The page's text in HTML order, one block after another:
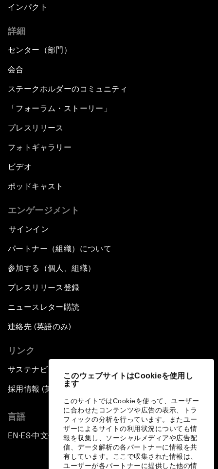
このウェブサイトはCookieを使用し
ます
このサイトではCookieを使って、ユーザー
に合わせたコンテンツや広告の表示、トラ
フィックの分析を行っています。またユー
ザーによるサイトの利用状況についても情
報を収集し、ソーシャルメディアや広告配
信、データ解析の各パートナーに情報を共
有しています。ここで収集された情報は、
ユーザーが各パートナーに提供した他の情
インパクト
詳細
センター（部門）
会合
ステークホルダーのコミュニティ
「フォーラム・ストーリー」
プレスリリース
フォトギャラリー
ビデオ
ポッドキャスト
エンゲージメント
サインイン
パートナー（組織）について
参加する（個人、組織）
プレスリリース登録
ニュースレター購読
連絡先 (英語のみ)
リンク
サステナビリティへの取り組み
採用情報 (英語のみ)
言語
EN ▪ES▪中文▪ 日本語